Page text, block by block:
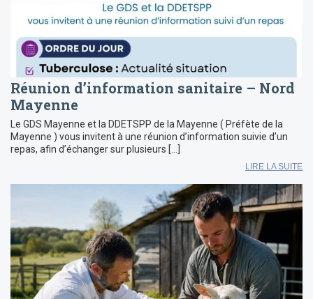
Réunion d’information sanitaire – Nord
Mayenne
Le GDS Mayenne et la DDETSPP de la Mayenne ( Préfète de la
Mayenne ) vous invitent à une réunion d’information suivie d’un
repas, afin d’échanger sur plusieurs […]
LIRE LA SUITE